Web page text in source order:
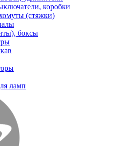
коробки
(стяжки)
боксы
ламп